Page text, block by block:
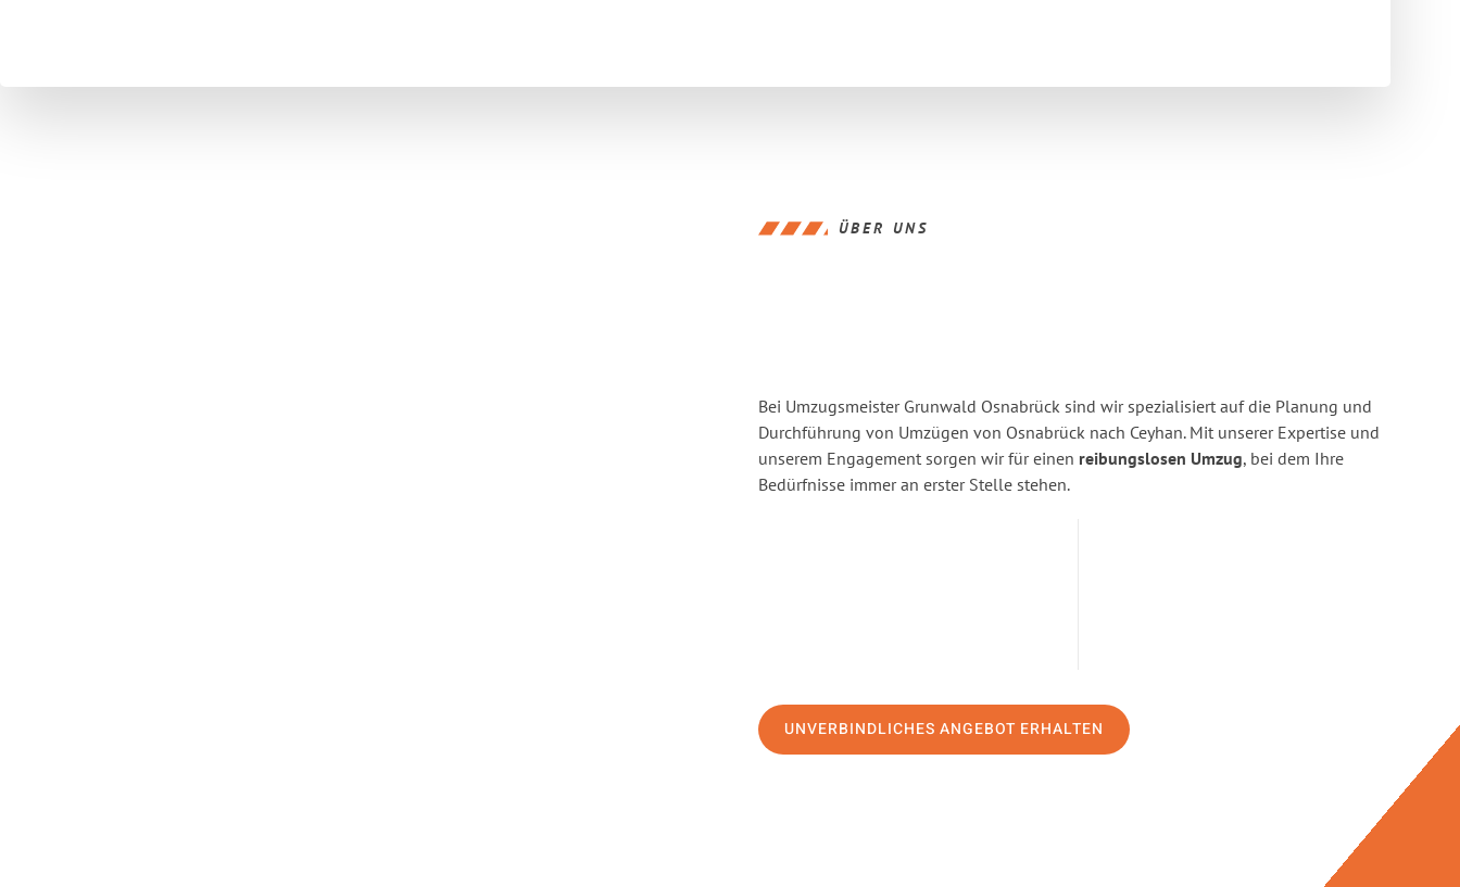
ÜBER UNS
Bei Umzugsmeister Grunwald Osnabrück sind wir spezialisiert auf die Planung und
Durchführung von Umzügen von Osnabrück nach Ceyhan. Mit unserer Expertise und
unserem Engagement sorgen wir für einen reibungslosen Umzug, bei dem Ihre
Bedürfnisse immer an erster Stelle stehen.
UNVERBINDLICHES ANGEBOT ERHALTEN